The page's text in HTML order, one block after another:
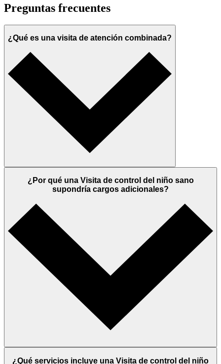
Preguntas frecuentes
¿Qué es una visita de atención combinada?
¿Por qué una Visita de control del niño sano
supondría cargos adicionales?
¿Qué servicios incluye una Visita de control del niño